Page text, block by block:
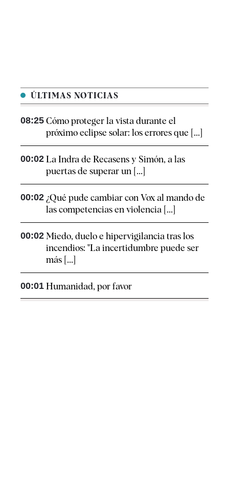
ÚLTIMAS NOTICIAS
08:25 Cómo proteger la vista durante el
próximo eclipse solar: los errores que [...]
00:02 La Indra de Recasens y Simón, a las
puertas de superar un [...]
00:02 ¿Qué pude cambiar con Vox al mando de
las competencias en violencia [...]
00:02 Miedo, duelo e hipervigilancia tras los
incendios: "La incertidumbre puede ser
más [...]
00:01 Humanidad, por favor